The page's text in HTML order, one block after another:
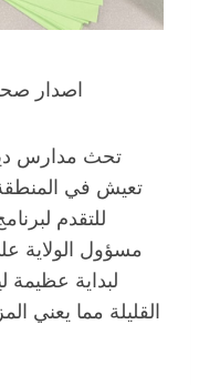
اصدار صحفي # 35- 1
تحث مدارس
تعيش في
للتقدم
مسؤول الولاية
لبداية
القليلة مما يعني